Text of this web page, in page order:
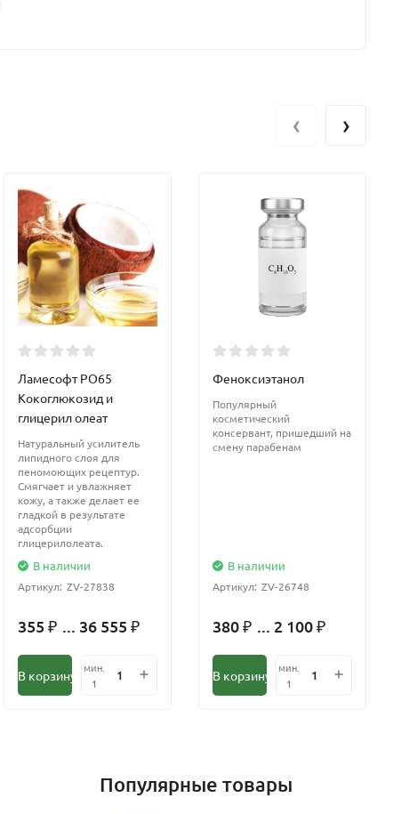
Ламесофт РО65
Кокоглюкозид и
глицерил олеат
Натуральный усилитель
липидного слоя для
пеномоющих рецептур.
Смягчает и увлажняет
кожу, а также делает ее
гладкой в результате
адсорбции
глицерилолеата.
В наличии
Артикул: ZV-27838
355 ₽ ... 36 555 ₽
В корзину
мин.
1
Феноксиэтанол
Популярный
косметический
консервант, пришедший на
смену парабенам
В наличии
Артикул: ZV-26748
380 ₽ ... 2 100 ₽
В корзину
мин.
1
‹ ›
Популярные товары